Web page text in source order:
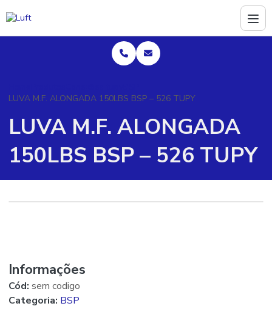
LUVA M.F. ALONGADA 150LBS BSP – 526 TUPY
LUVA M.F. ALONGADA
150LBS BSP – 526 TUPY
Informações
Cód: sem codigo
Categoria: BSP